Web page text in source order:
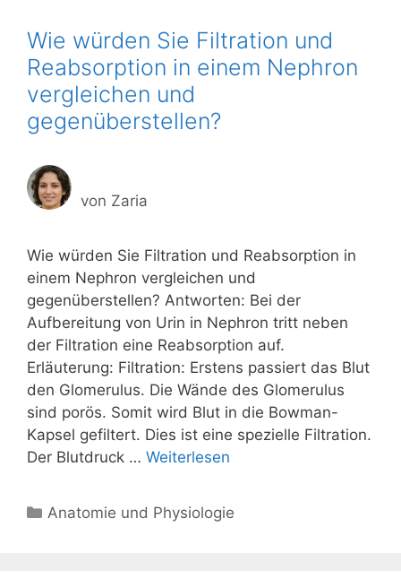
Wie würden Sie Filtration und
Reabsorption in einem Nephron
vergleichen und
gegenüberstellen?
von Zaria
Wie würden Sie Filtration und Reabsorption in
einem Nephron vergleichen und
gegenüberstellen? Antworten: Bei der
Aufbereitung von Urin in Nephron tritt neben
der Filtration eine Reabsorption auf.
Erläuterung: Filtration: Erstens passiert das Blut
den Glomerulus. Die Wände des Glomerulus
sind porös. Somit wird Blut in die Bowman-
Kapsel gefiltert. Dies ist eine spezielle Filtration.
Der Blutdruck … Weiterlesen
Kategorien
Anatomie und Physiologie